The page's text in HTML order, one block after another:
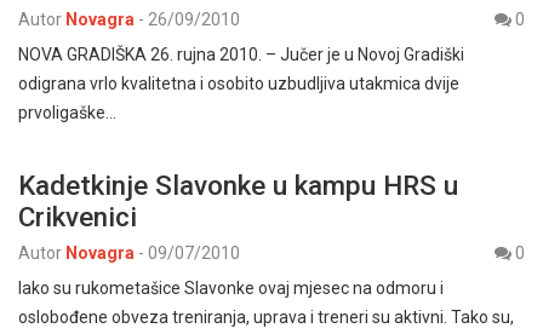
Autor Novagra - 26/09/2010
0
NOVA GRADIŠKA 26. rujna 2010. – Jučer je u Novoj Gradiški
odigrana vrlo kvalitetna i osobito uzbudljiva utakmica dvije
prvoligaške…
Kadetkinje Slavonke u kampu HRS u
Crikvenici
Autor Novagra - 09/07/2010
0
Iako su rukometašice Slavonke ovaj mjesec na odmoru i
oslobođene obveza treniranja, uprava i treneri su aktivni. Tako su,